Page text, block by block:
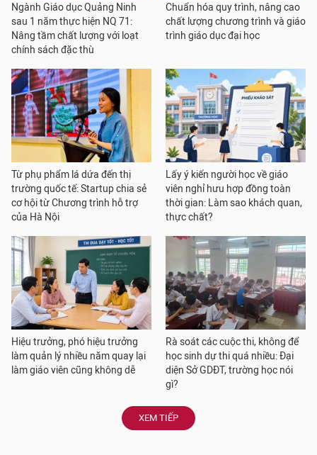
Ngành Giáo dục Quảng Ninh
sau 1 năm thực hiện NQ 71:
Nâng tầm chất lượng với loạt
chính sách đặc thù
Chuẩn hóa quy trình, nâng cao
chất lượng chương trình và giáo
trình giáo dục đại học
Từ phụ phẩm lá dứa đến thị
trường quốc tế: Startup chia sẻ
cơ hội từ Chương trình hỗ trợ
của Hà Nội
Lấy ý kiến người học về giáo
viên nghỉ hưu hợp đồng toàn
thời gian: Làm sao khách quan,
thực chất?
Hiệu trưởng, phó hiệu trưởng
làm quản lý nhiều năm quay lại
làm giáo viên cũng không dễ
Rà soát các cuộc thi, không để
học sinh dự thi quá nhiều: Đại
diện Sở GDĐT, trường học nói
gì?
XEM TIẾP